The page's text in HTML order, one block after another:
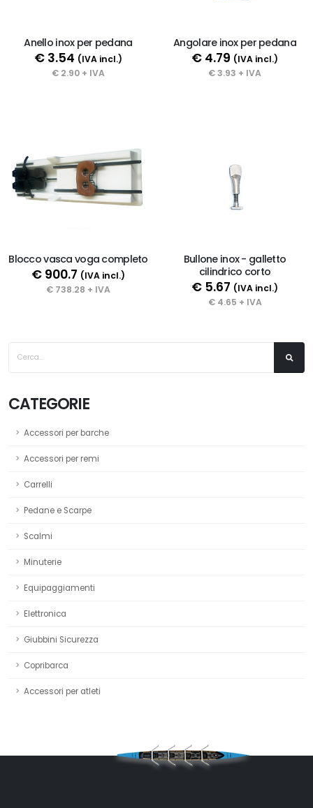
CATEGORIE
Accessori per barche
Accessori per remi
Carrelli
Pedane e Scarpe
Scalmi
Minuterie
Equipaggiamenti
Elettronica
Giubbini Sicurezza
Copribarca
Accessori per atleti
Anello inox per pedana
€ 3.54 (IVA incl.)
€ 2.90 + IVA
Angolare inox per pedana
€ 4.79 (IVA incl.)
€ 3.93 + IVA
Blocco vasca voga completo
€ 900.7 (IVA incl.)
€ 738.28 + IVA
Bullone inox - galletto
cilindrico corto
€ 5.67 (IVA incl.)
€ 4.65 + IVA